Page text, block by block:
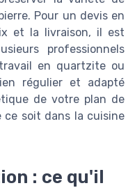
Pour un devis en
et la livraison, il est
professionnels
en quartzite ou
régulier et adapté
de votre plan de
ce soit dans la cuisine
: ce qu'il